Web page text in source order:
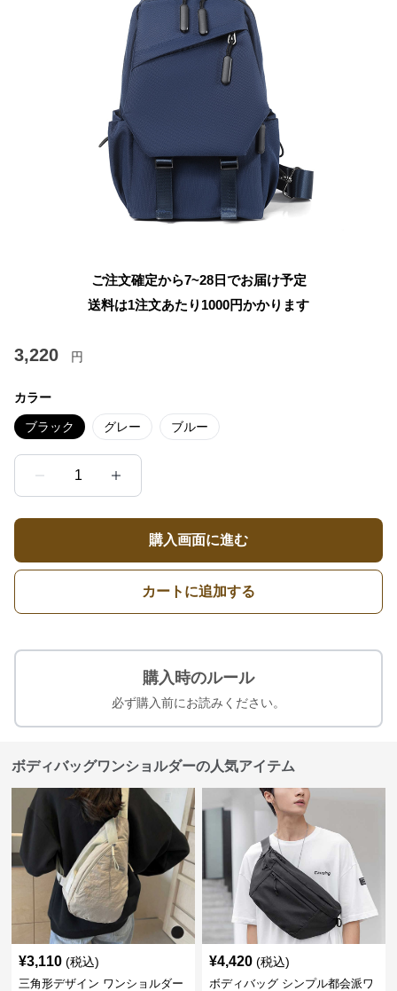
ご注文確定から7~28日でお届け予定
送料は1注文あたり 1000円かかります
3,220 円
カラー
ブラック グレー ブルー
1
購入画面に進む
カートに追加する
購入時のルール
必ず購入前にお読みください。
ボディバッグワンショルダーの人気アイテム
¥3,110 (税込)
三角形デザイン ワンショルダー
¥4,420 (税込)
ボディバッグ シンプル都会派ワ